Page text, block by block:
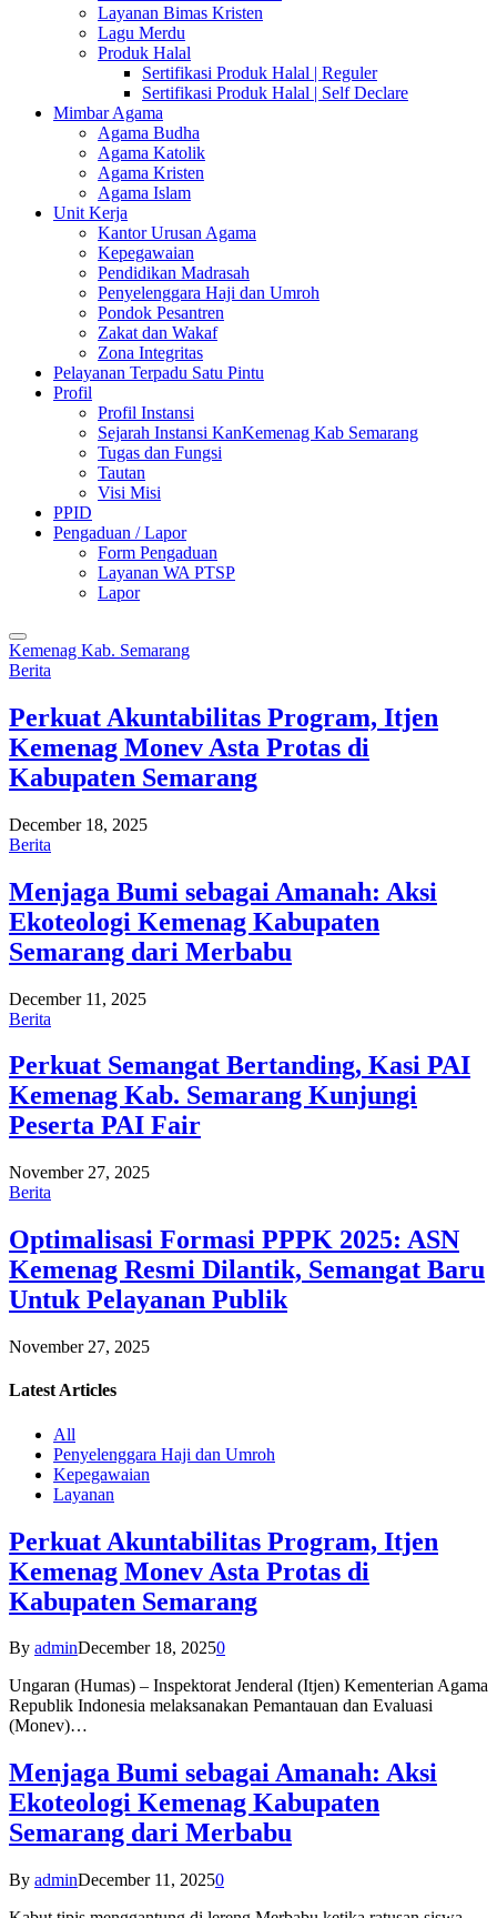
Layanan Bimas Kristen
Lagu Merdu
Produk Halal
Sertifikasi Produk Halal | Reguler
Sertifikasi Produk Halal | Self Declare
Mimbar Agama
Agama Budha
Agama Katolik
Agama Kristen
Agama Islam
Unit Kerja
Kantor Urusan Agama
Kepegawaian
Pendidikan Madrasah
Penyelenggara Haji dan Umroh
Pondok Pesantren
Zakat dan Wakaf
Zona Integritas
Pelayanan Terpadu Satu Pintu
Profil
Profil Instansi
Sejarah Instansi KanKemenag Kab Semarang
Tugas dan Fungsi
Tautan
Visi Misi
PPID
Pengaduan / Lapor
Form Pengaduan
Layanan WA PTSP
Lapor
Kemenag Kab. Semarang
Berita
Perkuat Akuntabilitas Program, Itjen
Kemenag Monev Asta Protas di
Kabupaten Semarang
December 18, 2025
Berita
Menjaga Bumi sebagai Amanah: Aksi
Ekoteologi Kemenag Kabupaten
Semarang dari Merbabu
December 11, 2025
Berita
Perkuat Semangat Bertanding, Kasi PAI
Kemenag Kab. Semarang Kunjungi
Peserta PAI Fair
November 27, 2025
Berita
Optimalisasi Formasi PPPK 2025: ASN
Kemenag Resmi Dilantik, Semangat Baru
Untuk Pelayanan Publik
November 27, 2025
Latest Articles
All
Penyelenggara Haji dan Umroh
Kepegawaian
Layanan
Perkuat Akuntabilitas Program, Itjen
Kemenag Monev Asta Protas di
Kabupaten Semarang
By adminDecember 18, 20250
Ungaran (Humas) – Inspektorat Jenderal (Itjen) Kementerian Agama
Republik Indonesia melaksanakan Pemantauan dan Evaluasi
(Monev)…
Menjaga Bumi sebagai Amanah: Aksi
Ekoteologi Kemenag Kabupaten
Semarang dari Merbabu
By adminDecember 11, 20250